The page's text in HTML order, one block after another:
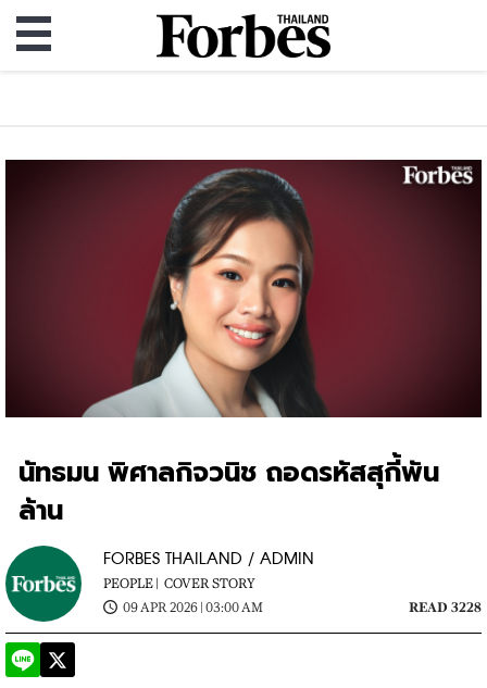
นัทธมน พิศาลกิจวนิช ถอดรหัสสุกี้พัน
ล้าน
FORBES THAILAND / ADMIN
PEOPLE | COVER STORY
09 APR 2026 | 03:00 AM
READ 3228